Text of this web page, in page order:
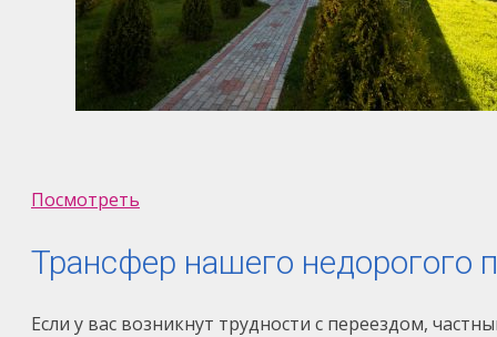
Посмотреть
Трансфер нашего недорогого
Если у вас возникнут трудности с переездом,